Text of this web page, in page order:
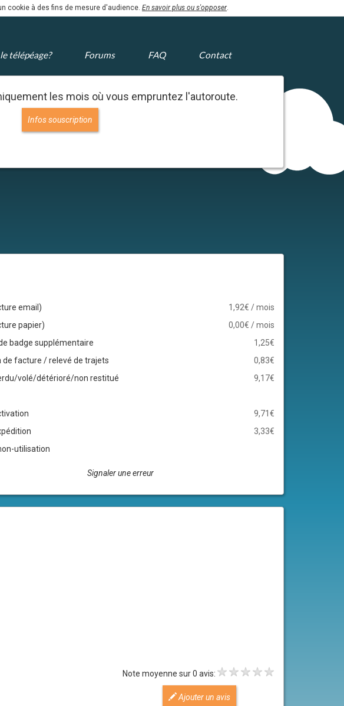
cookie à des fins de mesure d'audience. En savoir plus ou s'opposer.
télépéage? Forums FAQ Contact
les mois où vous empruntez l'autoroute.
Infos souscription
email)
1,92€ / mois
papier)
0,00€ / mois
badge supplémentaire
1,25€
de facture / relevé de trajets
0,83€
volé/détérioré/non restitué
9,17€
9,71€
3,33€
utilisation
Signaler une erreur
Note moyenne sur 0 avis:
Ajouter un avis